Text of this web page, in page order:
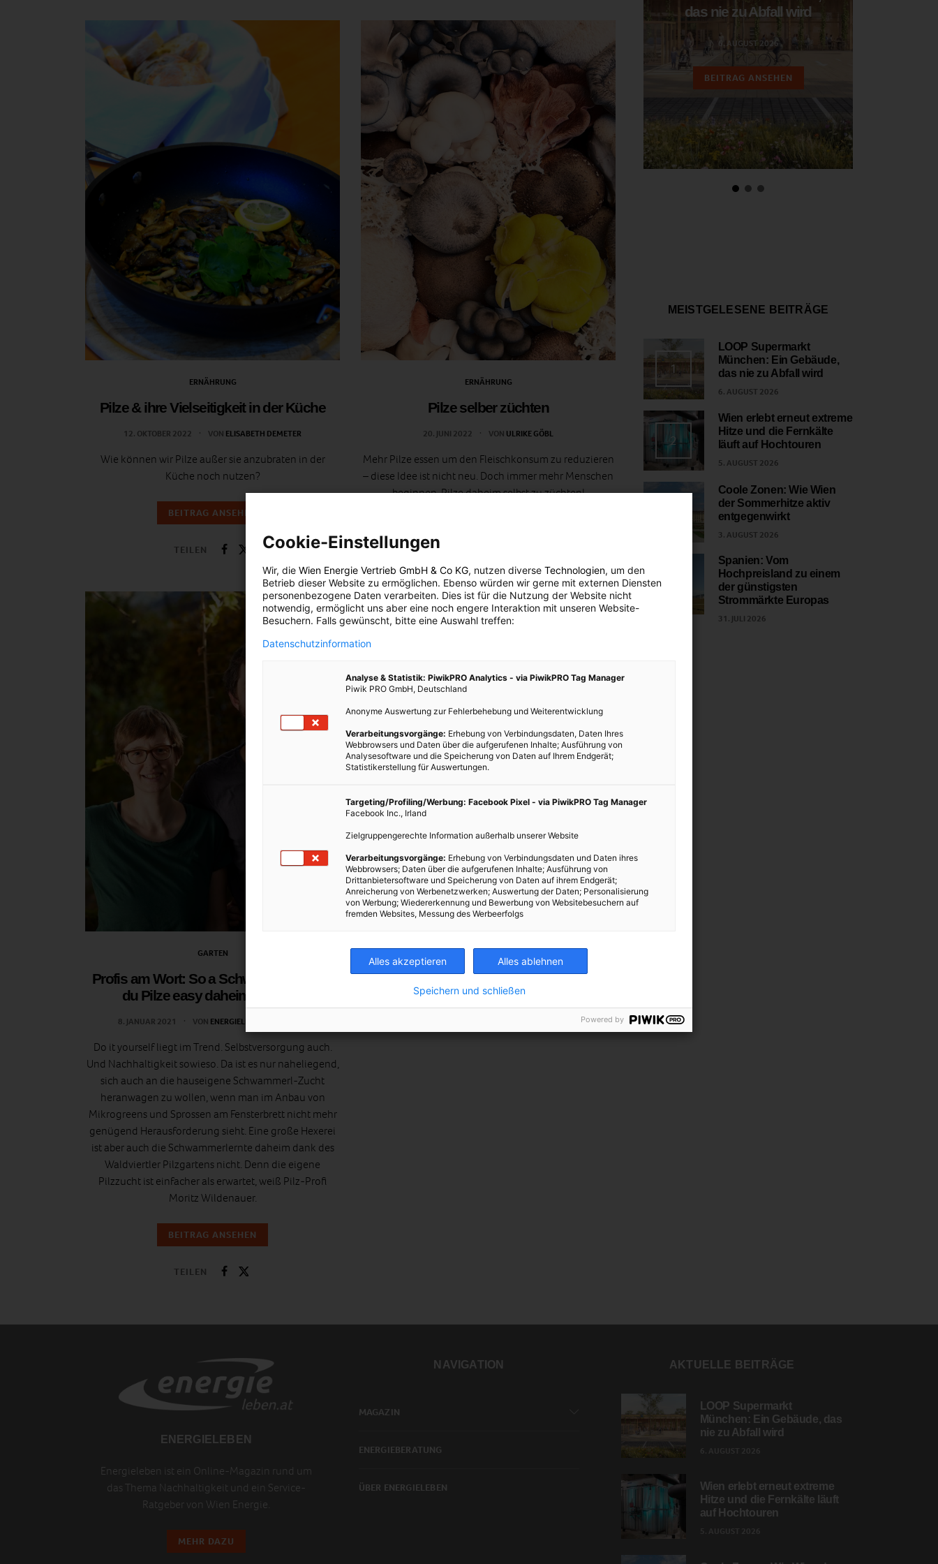
ERNÄHRUNG
Pilze & ihre Vielseitigkeit in der Küche
12. OKTOBER 2022 VON ELISABETH DEMETER
Wie können wir Pilze außer sie anzubraten in der
Küche noch nutzen?
BEITRAG ANSEHEN
TEILEN
GARTEN
Profis am Wort: So a Schwammerl? Wie
du Pilze easy daheim anbaust
8. JANUAR 2021 VON ENERGIELEBEN REDAKTION
Do it yourself liegt im Trend. Selbstversorgung auch.
Und Nachhaltigkeit sowieso. Da ist es nur naheliegend,
sich auch an die hauseigene Schwammerl-Zucht
heranwagen zu wollen, wenn man im Anbau von
Mikrogreens und Sprossen am Fensterbrett nicht mehr
genügend Herausforderung sieht. Eine große Hexerei
ist aber auch die Schwammerlernte daheim dank des
Waldviertler Pilzgartens nicht. Denn die eigene
Pilzzucht ist einfacher als erwartet, weiß Pilz-Profi
Moritz Wildenauer.
BEITRAG ANSEHEN
TEILEN
ERNÄHRUNG
Pilze selber züchten
20. JUNI 2022 VON ULRIKE GÖBL
Mehr Pilze essen um den Fleischkonsum zu reduzieren
– diese Idee ist nicht neu. Doch immer mehr Menschen
beginnen, Pilze daheim selbst zu züchten!
TEILEN
das nie zu Abfall wird
6. AUGUST 2026
BEITRAG ANSEHEN
MEISTGELESENE BEITRÄGE
1
LOOP Supermarkt
München: Ein Gebäude,
das nie zu Abfall wird
6. AUGUST 2026
2
Wien erlebt erneut extreme
Hitze und die Fernkälte
läuft auf Hochtouren
5. AUGUST 2026
Coole Zonen: Wie Wien
der Sommerhitze aktiv
entgegenwirkt
3. AUGUST 2026
Spanien: Vom
Hochpreisland zu einem
der günstigsten
Strommärkte Europas
31. JULI 2026
ENERGIELEBEN
Energieleben ist ein Online-Magazin rund um
das Thema Nachhaltigkeit und ein Service-
Ratgeber von Wien Energie.
MEHR DAZU
NAVIGATION
MAGAZIN
ENERGIEBERATUNG
ÜBER ENERGIELEBEN
AKTUELLE BEITRÄGE
LOOP Supermarkt
München: Ein Gebäude, das
nie zu Abfall wird
Wien erlebt erneut extreme
Hitze und die Fernkälte läuft
auf Hochtouren
Cookie-Einstellungen
Wir, die Wien Energie Vertrieb GmbH & Co KG, nutzen diverse Technologien, um den
Betrieb dieser Website zu ermöglichen. Ebenso würden wir gerne mit externen Diensten
personenbezogene Daten verarbeiten. Dies ist für die Nutzung der Website nicht
notwendig, ermöglicht uns aber eine noch engere Interaktion mit unseren Website-
Besuchern. Falls gewünscht, bitte eine Auswahl treffen:
Datenschutzinformation
Analyse & Statistik: PiwikPRO Analytics - via PiwikPRO Tag Manager
Piwik PRO GmbH, Deutschland
Anonyme Auswertung zur Fehlerbehebung und Weiterentwicklung
Verarbeitungsvorgänge: Erhebung von Verbindungsdaten, Daten Ihres
Webbrowsers und Daten über die aufgerufenen Inhalte; Ausführung von
Analysesoftware und die Speicherung von Daten auf Ihrem Endgerät;
Statistikerstellung für Auswertungen.
Targeting/Profiling/Werbung: Facebook Pixel - via PiwikPRO Tag Manager
Facebook Inc., Irland
Zielgruppengerechte Information außerhalb unserer Website
Verarbeitungsvorgänge: Erhebung von Verbindungsdaten und Daten ihres
Webbrowsers; Daten über die aufgerufenen Inhalte; Ausführung von
Drittanbietersoftware und Speicherung von Daten auf ihrem Endgerät;
Anreicherung von Werbenetzwerken; Auswertung der Daten; Personalisierung
von Werbung; Wiedererkennung und Bewerbung von Websitebesuchern auf
fremden Websites, Messung des Werbeerfolgs
Alles akzeptieren Alles ablehnen
Speichern und schließen
Powered by